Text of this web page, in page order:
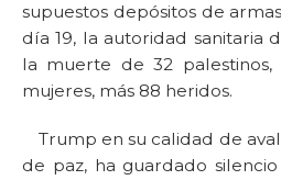
supuestos depósitos de
día 19, la autoridad sanitaria
la muerte de 32
mujeres, más 88 heridos.
Trump en su calidad de
de paz, ha guardado